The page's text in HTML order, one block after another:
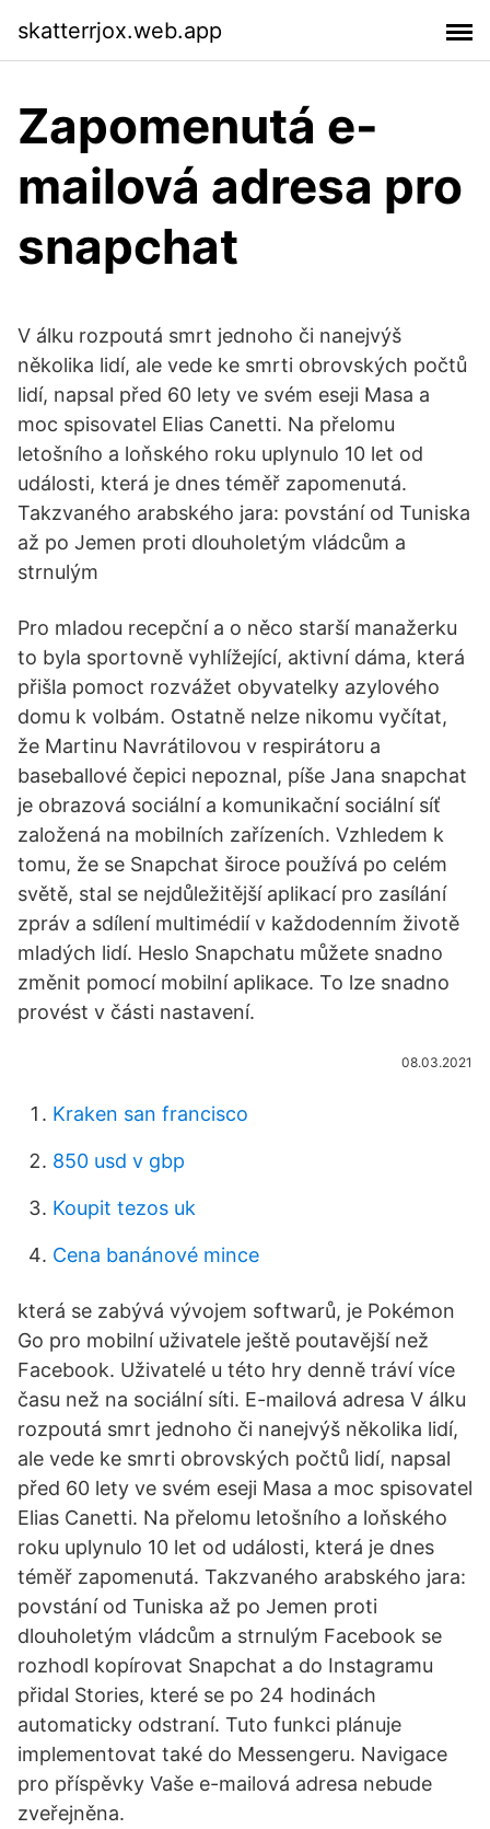
skatterrjox.web.app
Zapomenutá e-
mailová adresa pro
snapchat
V álku rozpoutá smrt jednoho či nanejvýš
několika lidí, ale vede ke smrti obrovských počtů
lidí, napsal před 60 lety ve svém eseji Masa a
moc spisovatel Elias Canetti. Na přelomu
letošního a loňského roku uplynulo 10 let od
události, která je dnes téměř zapomenutá.
Takzvaného arabského jara: povstání od Tuniska
až po Jemen proti dlouholetým vládcům a
strnulým
Pro mladou recepční a o něco starší manažerku
to byla sportovně vyhlížející, aktivní dáma, která
přišla pomoct rozvážet obyvatelky azylového
domu k volbám. Ostatně nelze nikomu vyčítat,
že Martinu Navrátilovou v respirátoru a
baseballové čepici nepoznal, píše Jana snapchat
je obrazová sociální a komunikační sociální síť
založená na mobilních zařízeních. Vzhledem k
tomu, že se Snapchat široce používá po celém
světě, stal se nejdůležitější aplikací pro zasílání
zpráv a sdílení multimédií v každodenním životě
mladých lidí. Heslo Snapchatu můžete snadno
změnit pomocí mobilní aplikace. To lze snadno
provést v části nastavení.
08.03.2021
Kraken san francisco
850 usd v gbp
Koupit tezos uk
Cena banánové mince
která se zabývá vývojem softwarů, je Pokémon
Go pro mobilní uživatele ještě poutavější než
Facebook. Uživatelé u této hry denně tráví více
času než na sociální síti. E-mailová adresa V álku
rozpoutá smrt jednoho či nanejvýš několika lidí,
ale vede ke smrti obrovských počtů lidí, napsal
před 60 lety ve svém eseji Masa a moc spisovatel
Elias Canetti. Na přelomu letošního a loňského
roku uplynulo 10 let od události, která je dnes
téměř zapomenutá. Takzvaného arabského jara:
povstání od Tuniska až po Jemen proti
dlouholetým vládcům a strnulým Facebook se
rozhodl kopírovat Snapchat a do Instagramu
přidal Stories, které se po 24 hodinách
automaticky odstraní. Tuto funkci plánuje
implementovat také do Messengeru. Navigace
pro příspěvky Vaše e-mailová adresa nebude
zveřejněna.